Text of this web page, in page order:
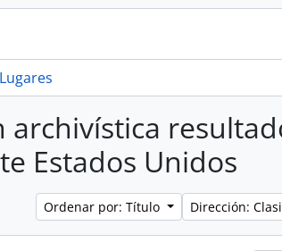
Lugares
archivística
Estados Unidos
Ordenar por: Título Dirección: